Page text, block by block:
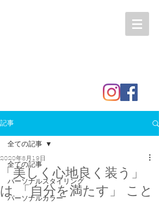
記事
全ての記事
パーソナルスタイリング
パーソナルカラー
全ての記事
「美しく心地良く装う」
は 「自分を満たす」 こと
2020年8月19日